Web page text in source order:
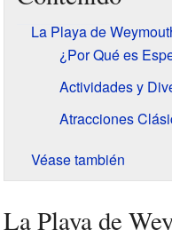
La Playa de
¿Por Qué es
Actividades y
Atracciones
Véase también
La Playa de